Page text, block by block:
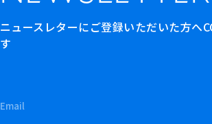
ニュースレターにご登録いただいた方へ
す